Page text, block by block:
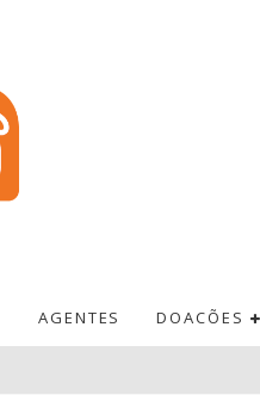
AGENTES DOACÕES